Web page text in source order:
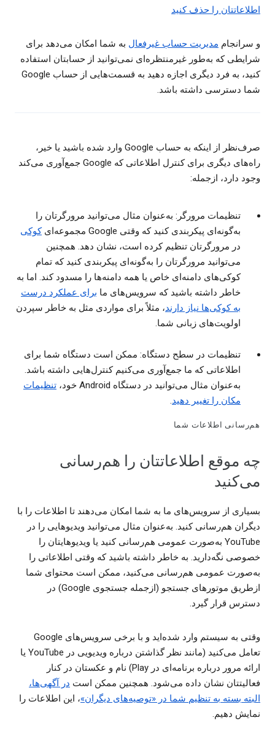
اطلاعاتتان را حذف کنید
و سرانجام مدیریت حساب غیرفعال به شما امکان می‌دهد برای
شرایطی که به‌طور غیرمنتظره‌ای نمی‌توانید از حسابتان استفاده
کنید، به فرد دیگری اجازه دهید به قسمت‌هایی از حساب Google
شما دسترسی داشته باشد.
صرف‌نظر از اینکه به حساب Google وارد شده باشید یا خیر،
راه‌های دیگری برای کنترل اطلاعاتی که Google جمع‌آوری می‌کند
وجود دارد، ازجمله:
تنظیمات مرورگر: به‌عنوان مثال می‌توانید مرورگرتان را
به‌گونه‌ای پیکربندی کنید که وقتی Google مجموعه‌ای
کوکی
در مرورگرتان تنظیم کرده است، نشان دهد. همچنین
می‌توانید مرورگرتان را به‌گونه‌ای پیکربندی کنید که تمام
کوکی‌های دامنه‌ای خاص یا همه دامنه‌ها را مسدود کند. اما به
خاطر داشته باشید که سرویس‌های ما برای عملکرد درست
به کوکی‌ها نیاز دارند، مثلاً برای مواردی مثل به خاطر سپردن
اولویت‌های زبانی شما.
تنظیمات در سطح دستگاه: ممکن است دستگاه شما برای
اطلاعاتی که ما جمع‌آوری می‌کنیم کنترل‌هایی داشته باشد.
به‌عنوان مثال می‌توانید در دستگاه Android خود،
تنظیمات
مکان را تغییر دهید.
هم‌رسانی اطلاعات شما
چه موقع اطلاعاتتان را هم‌رسانی
می‌کنید
بسیاری از سرویس‌های ما به شما امکان می‌دهند تا اطلاعات را با
دیگران هم‌رسانی کنید. به‌عنوان مثال می‌توانید ویدیوهایی را در
YouTube به‌صورت عمومی هم‌رسانی کنید یا ویدیوهایتان را
خصوصی نگه‌دارید. به خاطر داشته باشید که وقتی اطلاعاتی را
به‌صورت عمومی هم‌رسانی می‌کنید، ممکن است محتوای شما
ازطریق موتورهای جستجو (ازجمله جستجوی Google) در
دسترس قرار گیرد.
وقتی به سیستم وارد شده‌اید و با برخی سرویس‌های Google
تعامل می‌کنید (مانند نظر گذاشتن درباره ویدیویی در YouTube یا
ارائه مرور درباره برنامه‌ای در Play) نام و عکستان در کنار
فعالیتتان نشان داده می‌شود. همچنین ممکن است در آگهی‌ها،
البته بسته به تنظیم شما در «توصیه‌های دیگران»، این اطلاعات را
نمایش دهیم.